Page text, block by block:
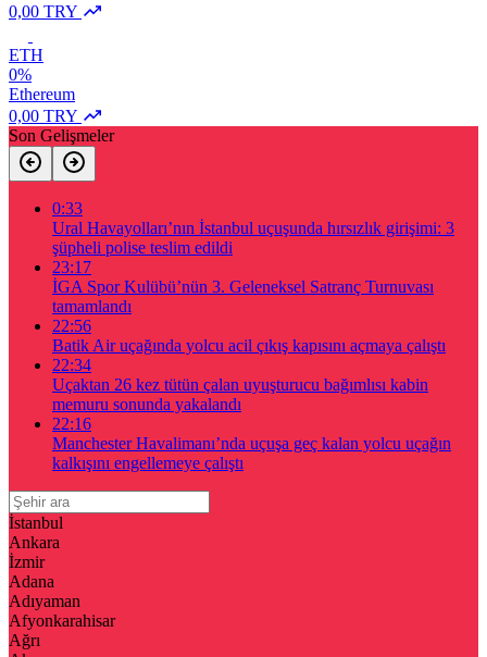
0,00 TRY
ETH
0%
Ethereum
0,00 TRY
Son Gelişmeler
0:33
Ural Havayolları’nın İstanbul uçuşunda hırsızlık girişimi: 3
şüpheli polise teslim edildi
23:17
İGA Spor Kulübü’nün 3. Geleneksel Satranç Turnuvası
tamamlandı
22:56
Batik Air uçağında yolcu acil çıkış kapısını açmaya çalıştı
22:34
Uçaktan 26 kez tütün çalan uyuşturucu bağımlısı kabin
memuru sonunda yakalandı
22:16
Manchester Havalimanı’nda uçuşa geç kalan yolcu uçağın
kalkışını engellemeye çalıştı
İstanbul
Ankara
İzmir
Adana
Adıyaman
Afyonkarahisar
Ağrı